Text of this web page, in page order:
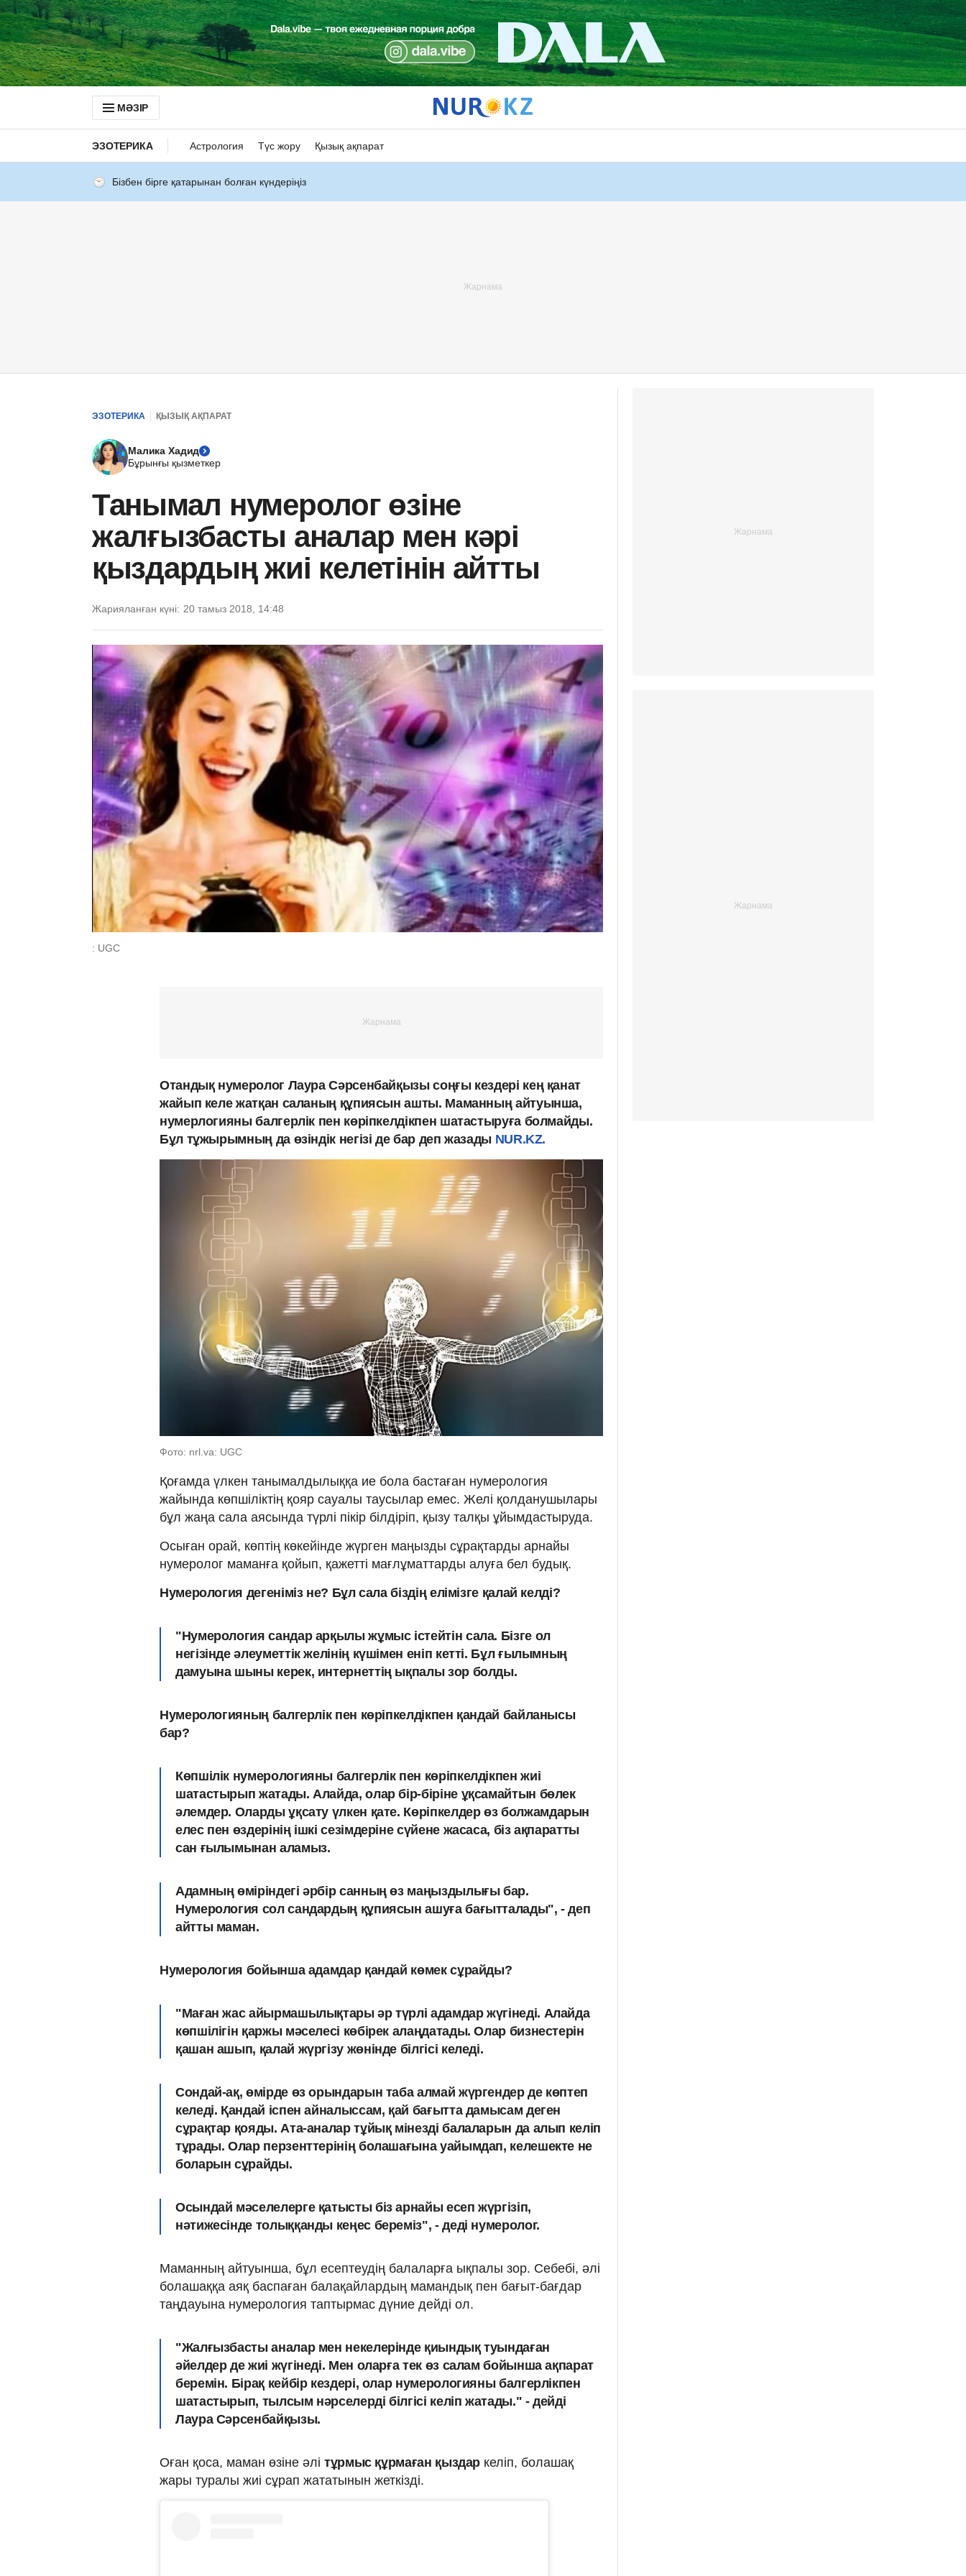
МӘЗІР
ЭЗОТЕРИКА Астрология Түс жору Қызық ақпарат
Бізбен бірге қатарынан болған күндеріңіз
ЭЗОТЕРИКА ҚЫЗЫҚ АҚПАРАТ
Малика Хадид
Бұрынғы қызметкер
Танымал нумеролог өзіне
жалғызбасты аналар мен кәрі
қыздардың жиі келетінін айтты
Жарияланған күні: 20 тамыз 2018, 14:48
: UGC
Отандық нумеролог Лаура Сәрсенбайқызы соңғы кездері кең қанат
жайып келе жатқан саланың құпиясын ашты. Маманның айтуынша,
нумерлогияны балгерлік пен көріпкелдікпен шатастыруға болмайды.
Бұл тұжырымның да өзіндік негізі де бар деп жазады NUR.KZ.
Фото: nrl.va: UGC
Қоғамда үлкен танымалдылыққа ие бола бастаған нумерология
жайында көпшіліктің қояр сауалы таусылар емес. Желі қолданушылары
бұл жаңа сала аясында түрлі пікір білдіріп, қызу талқы ұйымдастыруда.
Осыған орай, көптің көкейінде жүрген маңызды сұрақтарды арнайы
нумеролог маманға қойып, қажетті мағлұматтарды алуға бел будық.
Нумерология дегеніміз не? Бұл сала біздің елімізге қалай келді?
"Нумерология сандар арқылы жұмыс істейтін сала. Бізге ол
негізінде әлеуметтік желінің күшімен еніп кетті. Бұл ғылымның
дамуына шыны керек, интернеттің ықпалы зор болды.
Нумерологияның балгерлік пен көріпкелдікпен қандай байланысы
бар?
Көпшілік нумерологияны балгерлік пен көріпкелдікпен жиі
шатастырып жатады. Алайда, олар бір-біріне ұқсамайтын бөлек
әлемдер. Олардыұқсату үлкен қате. Көріпкелдер өз болжамдарын
елес пен өздерінің ішкі сезімдеріне сүйене жасаса, біз ақпаратты
сан ғылымынан аламыз.
Адамның өміріндегі әрбір санның өз маңыздылығы бар.
Нумерология солсандардың құпиясын ашуғабағытталады", - деп
айтты маман.
Нумерология бойынша адамдар қандай көмек сұрайды?
"Маған жас айырмашылықтары әр түрлі адамдар жүгінеді. Алайда
көпшілігін қаржы мәселесі көбірек алаңдатады. Олар бизнестерін
қашан ашып, қалай жүргізу жөнінде білгісі келеді.
Сондай-ақ, өмірдеөз орындарын таба алмай жүргендерде көптеп
келеді. Қандай іспен айналыссам, қай бағытта дамысам деген
сұрақтар қояды. Ата-аналартұйық мінезді балаларын да алып келіп
тұрады. Олар перзенттерінің болашағына уайымдап, келешекте не
боларын сұрайды.
Осындай мәселелерге қатысты біз арнайы есеп жүргізіп,
нәтижесінде толыққанды кеңес береміз", - деді нумеролог.
Маманның айтуынша, бұл есептеудің балаларға ықпалы зор. Себебі, әлі
болашаққа аяқ баспаған балақайлардың мамандық пен бағыт-бағдар
таңдауына нумерология таптырмас дүние дейді ол.
"Жалғызбасты аналар мен некелерінде қиындық туындаған
әйелдер де жиі жүгінеді. Мен оларға тек өз салам бойынша ақпарат
беремін. Бірақ кейбір кездері, олар нумерологияны балгерлікпен
шатастырып, тылсым нәрселерді білгісі келіп жатады." - дейді
Лаура Сәрсенбайқызы.
Оған қоса, маман өзіне әлі тұрмыс құрмаған қыздар келіп, болашақ
жары туралы жиі сұрап жататынын жеткізді.